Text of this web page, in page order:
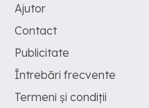
Ajutor
Contact
Publicitate
Întrebări frecvente
Termeni și condiții